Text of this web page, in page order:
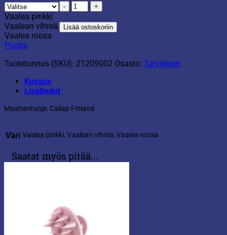
Vaalea pinkki
Vaalean vihreä
Vaalea roosa
Poista
Kynsiharja
määrä
Lisää ostoskoriin
Tuotetunnus (SKU): 21209002 Osasto: Tarvikkeet
Kuvaus
Lisätiedot
Maahantuoja: Cailap Finland
Väri Vaalea pinkki, Vaalean vihreä, Vaalea roosa
Saatat myös pitää...